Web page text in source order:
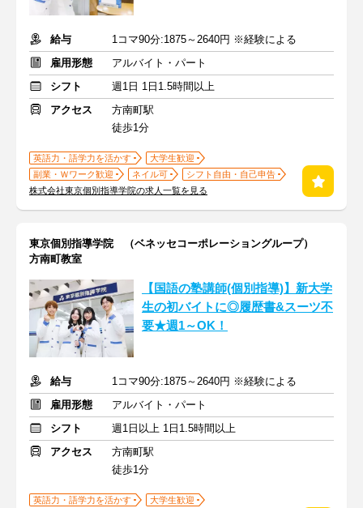
給与
1コマ90分:1875～2640円 ※経験による
雇用形態
アルバイト・パート
シフト
週1日 1日1.5時間以上
アクセス
方南町駅
徒歩1分
英語力・語学力を活かす
大学生歓迎
副業・Ｗワーク歓迎
ネイル可
シフト自由・自己申告
株式会社東京個別指導学院の求人一覧を見る
東京個別指導学院 （ベネッセコーポレーショングループ）
方南町教室
【国語の塾講師(個別指導)】新大学
生の初バイトに◎履歴書&スーツ不
要★週1～OK！
給与
1コマ90分:1875～2640円 ※経験による
雇用形態
アルバイト・パート
シフト
週1日以上 1日1.5時間以上
アクセス
方南町駅
徒歩1分
英語力・語学力を活かす
大学生歓迎